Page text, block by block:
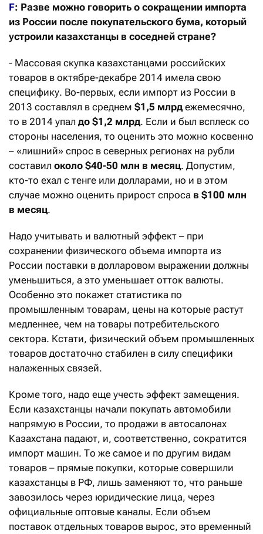
F: Разве можно говорить о сокращении импорта
из России после покупательского бума, который
устроили казахстанцы в соседней стране?
- Массовая скупка казахстанцами российских
товаров в октябре-декабре 2014 имела свою
специфику. Во-первых, если импорт из России в
2013 составлял в среднем $1,5 млрдежемесячно,
то в 2014 упал до $1,2 млрд. Если и был всплеск со
стороны населения, то оценить это можно косвенно
– «лишний» спрос в северных регионах на рубли
составил около $40-50 млн в месяц. Допустим,
кто-то ехал с тенге или долларами, но и в этом
случае можно оценить прирост спроса в $100 млн
в месяц.
Надо учитывать и валютный эффект – при
сохранении физического объема импорта из
России поставки в долларовом выражении должны
уменьшиться, а это уменьшает отток валюты.
Особенно это покажет статистика по
промышленным товарам, цены на которые растут
медленнее, чем на товары потребительского
сектора. Кстати, физический объем промышленных
товаров достаточно стабилен в силу специфики
налаженных связей.
Кроме того, надо еще учесть эффект замещения.
Если казахстанцы начали покупать автомобили
напрямую в России, то продажи в автосалонах
Казахстана падают, и, соответственно, сократится
импорт машин. То же самое и по другим видам
товаров – прямые покупки, которые совершили
казахстанцы в РФ, лишь заменяют то, что раньше
завозилось через юридические лица, через
официальные оптовые каналы. Если объем
поставок отдельных товаров вырос, это временный